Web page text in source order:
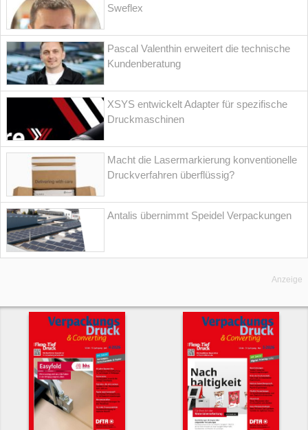
Sweflex
Pascal Valenthin erweitert die technische
Kundenberatung
XSYS entwickelt Adapter für spezifische
Druckmaschinen
Macht die Lasermarkierung konventionelle
Druckverfahren überflüssig?
Antalis übernimmt Speidel Verpackungen
Anzeige